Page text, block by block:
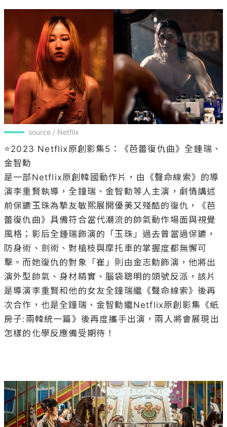
source / Netflix
⭐2023 Netflix原創影集5：《芭蕾復仇曲》全鍾瑞、
金智勳
是一部Netflix原創韓國動作片，由《聲命線索》的導
演李重賢執導，全鐘瑞、金智勳等人主演，劇情講述
前保鑣玉珠為摯友敏熙展開優美又殘酷的復仇，《芭
蕾復仇曲》具備符合當代潮流的帥氣動作場面與視覺
風格；影后全鍾瑞飾演的「玉珠」過去曾當過保鑣，
防身術、劍術、對槍枝與摩托車的掌握度都無懈可
擊。而她復仇的對象「崔」則由金志勳飾演，他將出
演外型帥氣、身材精實、腦袋聰明的頭號反派，該片
是導演李重賢和他的女友全鐘瑞繼《聲命線索》後再
次合作，也是全鐘瑞、金智勳繼Netflix原創影集《紙
房子:兩韓統一篇》後再度攜手出演，兩人將會展現出
怎樣的化學反應備受期待！